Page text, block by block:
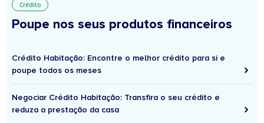
Crédito
Poupe nos seus produtos financeiros
Crédito Habitação: Encontre o melhor crédito para si e
poupe todos os meses
Negociar Crédito Habitação: Transfira o seu crédito e
reduza a prestação da casa